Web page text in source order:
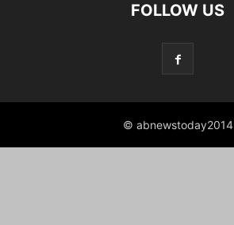
FOLLOW US
© abnewstoday2014